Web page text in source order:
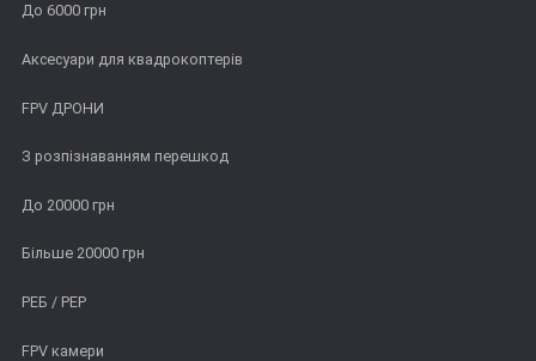
До 6000 грн
Аксесуари для квадрокоптерів
FPV ДРОНИ
З розпізнаванням перешкод
До 20000 грн
Більше 20000 грн
РЕБ / РЕР
FPV камери